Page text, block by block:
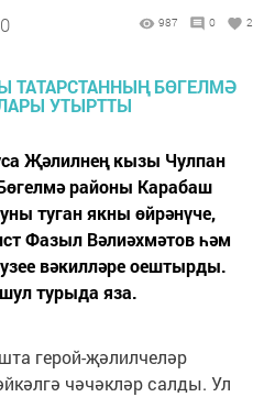
987 0 2
Җәлилнең кызы Чулпан
районы Карабаш
туган якны өйрәнүче,
Фазыл Вәлиәхмәтов һәм
вәкилләре оештырды.
турыда яза.
герой-җәлилчеләр
чәчәкләр салды. Ул